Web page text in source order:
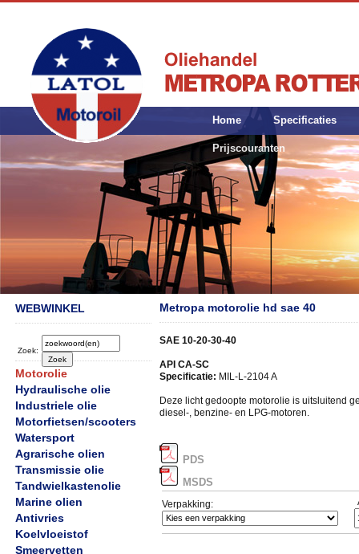
Home Specificaties
Prijscouranten
WEBWINKEL
Zoek:
Motorolie
Hydraulische olie
Industriele olie
Motorfietsen/scooters
Watersport
Agrarische olien
Transmissie olie
Tandwielkastenolie
Marine olien
Antivries
Koelvloeistof
Smeervetten
Metropa motorolie hd sae 40
SAE 10-20-30-40
API CA-SC
Specificatie: MIL-L-2104 A
Deze licht gedoopte motorolie is uitsluitend
diesel-, benzine- en LPG-motoren.
PDS
MSDS
Verpakking: